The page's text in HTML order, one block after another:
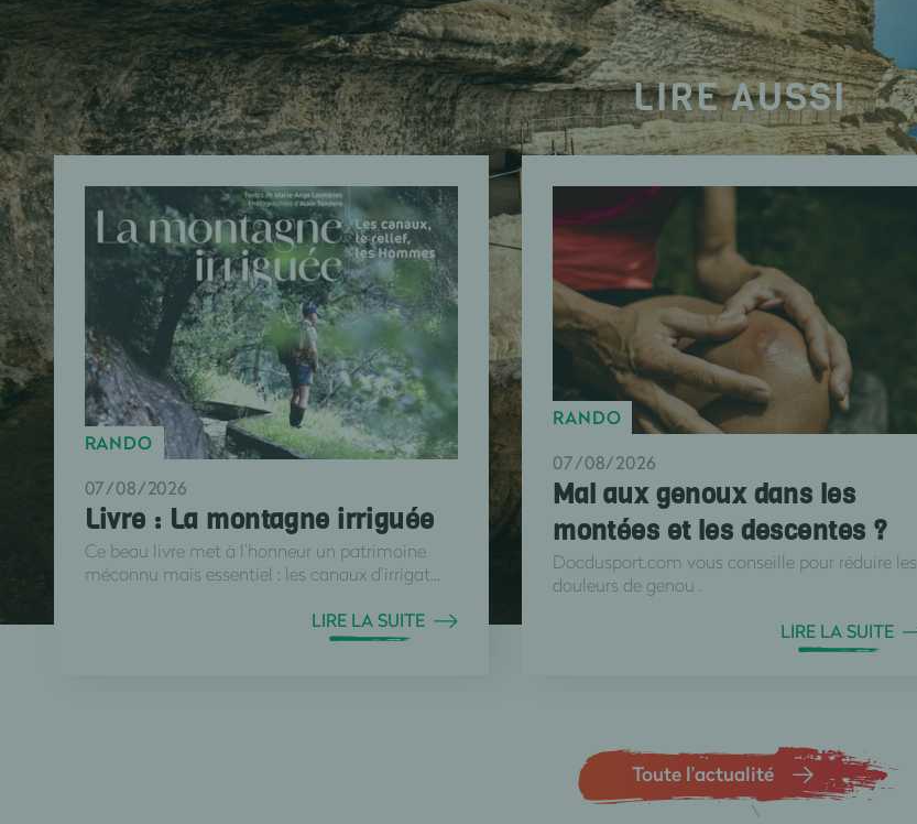
LIRE AUSSI
RANDO
07/08/2026
Livre : La montagne irriguée
Ce beau livre met à l’honneur un patrimoine
méconnu mais essentiel : les canaux d’irrigat...
LIRE LA SUITE
RANDO
07/08/2026
Mal aux genoux dans les
montées et les descentes ?
Docdusport.com vous conseille pour réduire les
douleurs de genou .
LIRE LA SUITE
Toute l’actualité